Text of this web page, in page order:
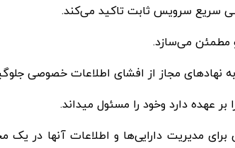
سریع سرویس ثابت تاکید می‌کند.
مطمئن می‌سازد.
نهادهای مجاز از افشای اطلاعات خصوصی
دارد وخود را مسئول میداند.
برای مدیریت دارایی‌ها و اطلاعات آنها در